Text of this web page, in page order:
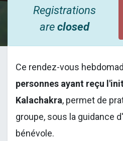
Registrations
areclosed
Ce rendez-vous
personnes ayant reçu
Kalachakra, permet de
groupe, sous la guidance
bénévole.